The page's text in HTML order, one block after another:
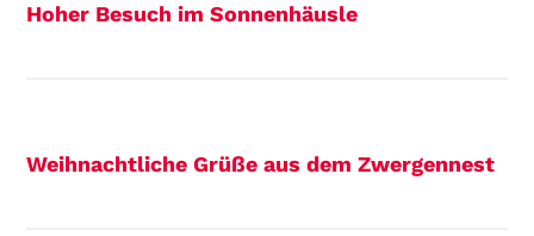
Hoher Besuch im Sonnenhäusle
Weihnachtliche Grüße aus dem Zwergennest